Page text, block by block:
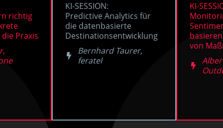
richtig
Praxis
KI-SESSION:
Predictive Analytics für
die datenbasierte
Destinationsentwicklung
Bernhard Taurer,
feratel
KI-
von